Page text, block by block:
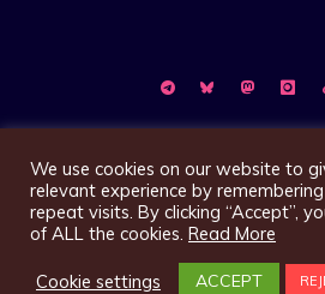
We use cookies on our website to
relevant experience by
repeat visits. By clicking “Accept”,
of ALL the cookies. Read More
Cookie settings ACCEPT